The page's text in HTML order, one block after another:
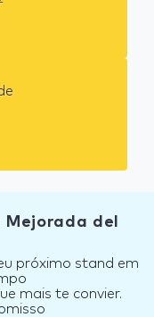
del
próximo stand em
mais te convier.